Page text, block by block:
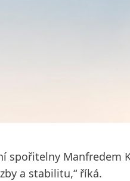
spořitelny Manfredem
a stabilitu,“ říká.